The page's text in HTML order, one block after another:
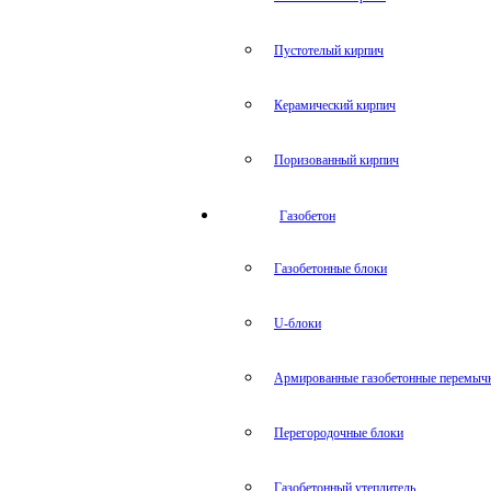
Пустотелый кирпич
Керамический кирпич
Поризованный кирпич
Газобетон
Газобетонные блоки
U-блоки
Армированные газобетонные
Перегородочные блоки
Газобетонный утеплитель